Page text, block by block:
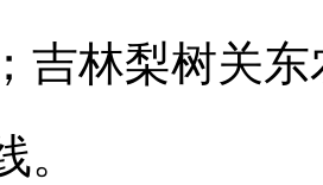
吉林梨树关
。